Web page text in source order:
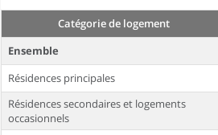
Catégorie de logement
Ensemble
Résidences principales
Résidences secondaires et logements
occasionnels